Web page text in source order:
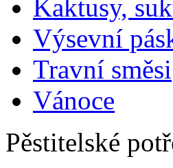
Kaktusy,
Výsevní
Travní směsi
Vánoce
Pěstitelské